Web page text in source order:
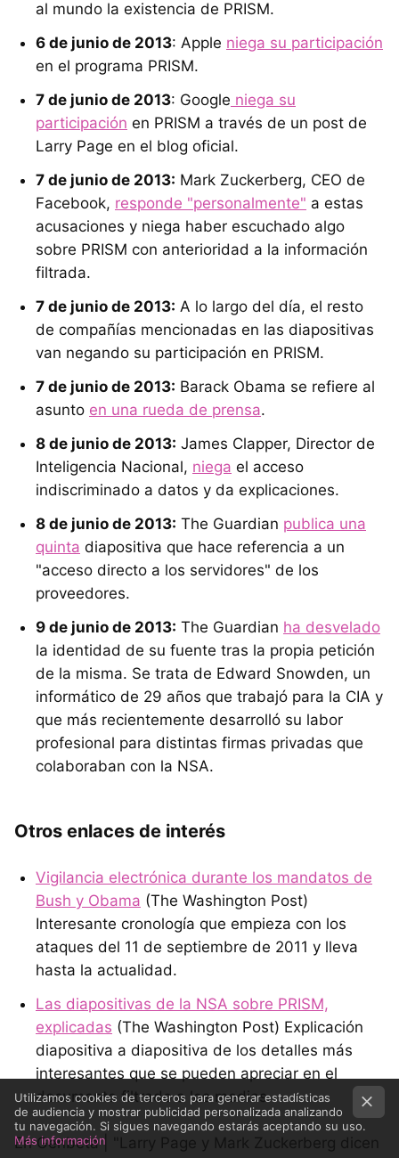
al mundo la existencia de PRISM.
6 de junio de 2013: Apple niega su participación
en el programa PRISM.
7 de junio de 2013: Google niega su
participación en PRISM a través de un post de
Larry Page en el blog oficial.
7 de junio de 2013: Mark Zuckerberg, CEO de
Facebook, responde "personalmente" a estas
acusaciones y niega haber escuchado algo
sobre PRISM con anterioridad a la información
filtrada.
7 de junio de 2013: A lo largo del día, el resto
de compañías mencionadas en las diapositivas
van negando su participación en PRISM.
7 de junio de 2013: Barack Obama se refiere al
asunto en una rueda de prensa.
8 de junio de 2013: James Clapper, Director de
Inteligencia Nacional, niega el acceso
indiscriminado a datos y da explicaciones.
8 de junio de 2013: The Guardian publica una
quinta diapositiva que hace referencia a un
"acceso directo a los servidores" de los
proveedores.
9 de junio de 2013: The Guardian ha desvelado
la identidad de su fuente tras la propia petición
de la misma. Se trata de Edward Snowden, un
informático de 29 años que trabajó para la CIA y
que más recientemente desarrolló su labor
profesional para distintas firmas privadas que
colaboraban con la NSA.
Otros enlaces de interés
Vigilancia electrónica durante los mandatos de
Bush y Obama (The Washington Post)
Interesante cronología que empieza con los
ataques del 11 de septiembre de 2011 y lleva
hasta la actualidad.
Las diapositivas de la NSA sobre PRISM,
explicadas (The Washington Post) Explicación
diapositiva a diapositiva de los detalles más
interesantes que se pueden apreciar en el
documento filtrado a los medios.
En Genbeta | "Larry Page y Mark Zuckerberg dicen
Utilizamos cookies de terceros para generar estadísticas
de audiencia y mostrar publicidad personalizada analizando
tu navegación. Si sigues navegando estarás aceptando su uso.
Más información